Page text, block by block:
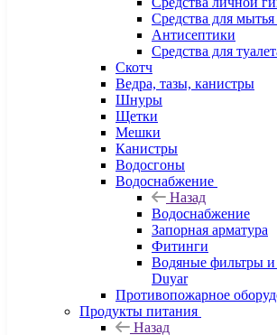
Средства для
Антисептики
Средства для
Скотч
Ведра, тазы, канистры
Шнуры
Щетки
Мешки
Канистры
Водосгоны
Водоснабжение
Назад
Водоснабжение
Запорная арматура
Фитинги
Водяные фильтры
Duyar
Противопожарное
Продукты питания
Назад